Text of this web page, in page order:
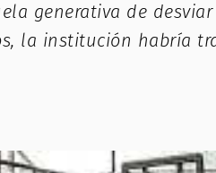
generativa de
la institución habría